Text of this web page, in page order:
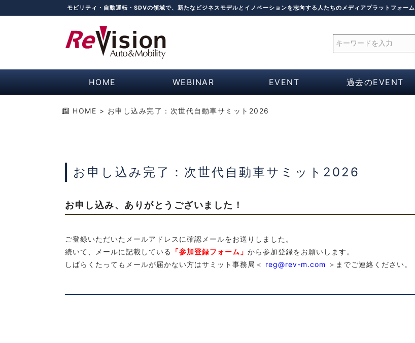
モビリティ・自動運転・SDVの領域で、新たなビジネスモデルとイノベーションを志向する人たちのメディアプラットフォーム
HOME WEBINAR EVENT 過去のEVENT
HOME > お申し込み完了：次世代自動車サミット2026
お申し込み完了：次世代自動車サミット2026
お申し込み、ありがとうございました！
ご登録いただいたメールアドレスに確認メールをお送りしました。
続いて、メールに記載している
「参加登録フォーム」 から参加登録をお願いします。
しばらくたってもメールが届かない方はサミット事務局＜ reg@rev-m.com ＞までご連絡ください。